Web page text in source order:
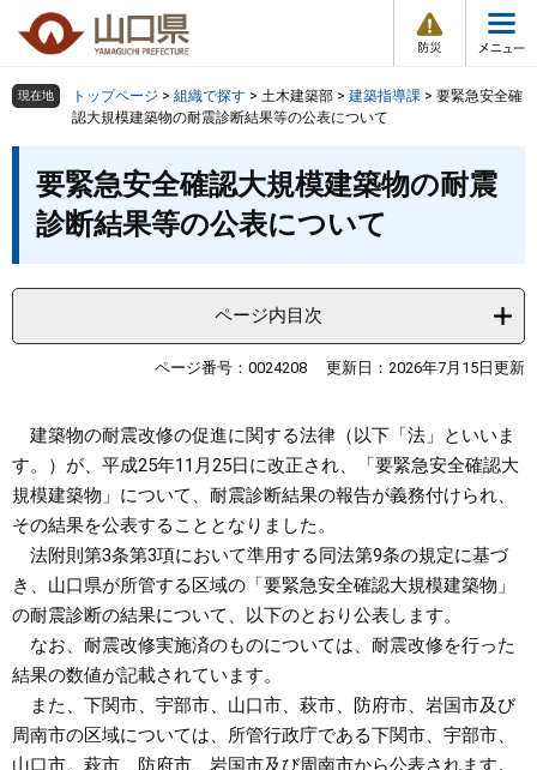
の
頭
ー
飛
情
報
メ
ュ
組織で探す
教育・文化・スポーツ
しごと・産業・観光
まちづくり
県政情報
検索の仕方 組織で探す サイトマップで探す
現在地 トップページ > 組織で探す > 土木建築部 > 建築指導課 > 要緊急安全確
認大規模建築物の耐震診断結果等の公表について
要緊急安全確認大規模建築物の耐震
診断結果等の公表について
ページ内目次
ページ番号：0024208 更新日：2026年7月15日更新
建築物の耐震改修の促進に関する法律（以下「法」といいま
す。）が、平成25年11月25日に改正され、「要緊急安全確認大
規模建築物」について、耐震診断結果の報告が義務付けられ、
その結果を公表することとなりました。
法附則第3条第3項において準用する同法第9条の規定に基づ
き、山口県が所管する区域の「要緊急安全確認大規模建築物」
の耐震診断の結果について、以下のとおり公表します。
なお、耐震改修実施済のものについては、耐震改修を行った
結果の数値が記載されています。
また、下関市、宇部市、山口市、萩市、防府市、岩国市及び
周南市の区域については、所管行政庁である下関市、宇部市、
山口市、萩市、防府市、岩国市及び周南市から公表されます。